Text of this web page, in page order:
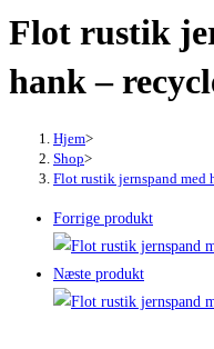
jernspand
hank
recycled
Flot rustik
hank –
Hjem>
Shop>
Flot rustik jernspand med
Forrige produkt
Næste produkt